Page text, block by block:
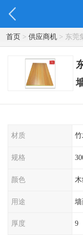
首页> 供应商机> 东莞
材质
规格
颜色
用途
厚度 9